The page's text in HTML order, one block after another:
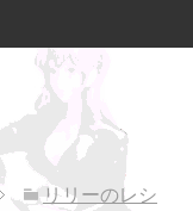
リリーのレシ